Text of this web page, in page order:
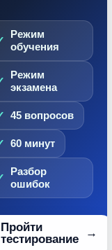
Режим
обучения
Режим
экзамена
45 вопросов
60 минут
Разбор
ошибок
Пройти
тестирование